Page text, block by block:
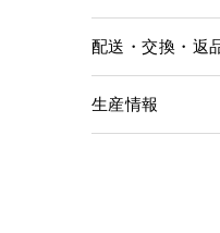
配送・交換・返
生産情報